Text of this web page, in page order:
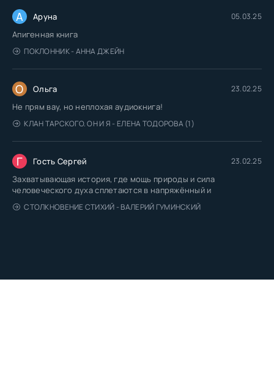
А Аруна 05.03.25
Апигенная книга
ПОКЛОННИК - АННА ДЖЕЙН
О Ольга 23.02.25
Не прям вау, но неплохая аудиокнига!
КЛАН ТАРСКОГО. ОН И Я - ЕЛЕНА ТОДОРОВА (1)
Г Гость Сергей 23.02.25
Захватывающая история, где мощь природы и сила
человеческого духа сплетаются в напряжённый и
СТОЛКНОВЕНИЕ СТИХИЙ - ВАЛЕРИЙ ГУМИНСКИЙ